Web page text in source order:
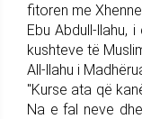
fitoren me
Ebu Abdull-llahu,
kushteve të
All-llahu i
"Kurse ata që
Na e fal neve